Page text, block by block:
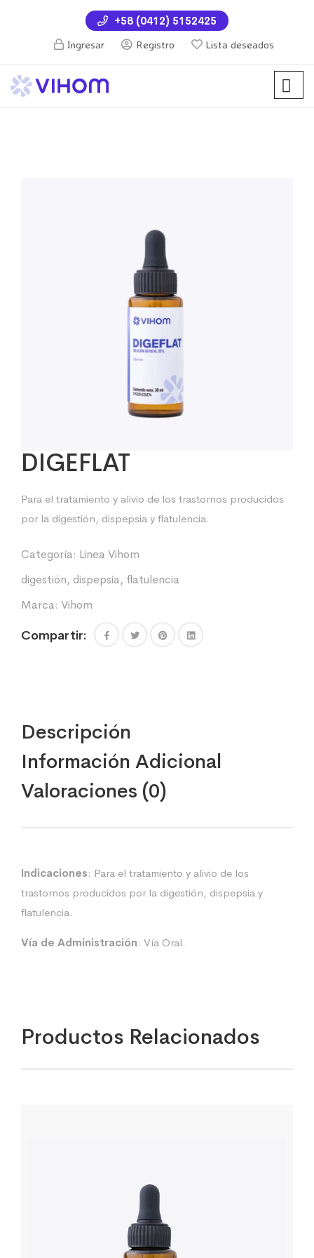
+58 (0412) 5152425
Ingresar
Registro Lista deseados
DIGEFLAT
Para el tratamiento y alivio de los trastornos producidos
por la digestión, dispepsia y flatulencia.
Categoría: Linea Vihom
digestión, dispepsia, flatulencia
Marca: Vihom
Compartir:
Descripción
Información Adicional
Valoraciones (0)
Indicaciones: Para el tratamiento y alivio de los
trastornos producidos por la digestión, dispepsia y
flatulencia.
Vía de Administración: Vía Oral.
Productos Relacionados